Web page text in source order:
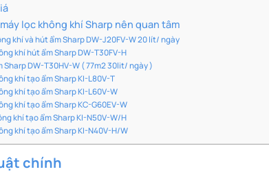
lọc không khí Sharp nên quan tâm
khí và hút ẩm Sharp DW-J20FV-W 20 lít/ ngày
khí hút ẩm Sharp DW-T30FV-H
Sharp DW-T30HV-W ( 77m2 30lit/ ngày )
khí tạo ẩm Sharp KI-L80V-T
khí tạo ẩm Sharp KI-L60V-W
khí tạo ẩm Sharp KC-G60EV-W
khí tạo ẩm Sharp KI-N50V-W/H
khí tạo ẩm Sharp KI-N40V-H/W
chính